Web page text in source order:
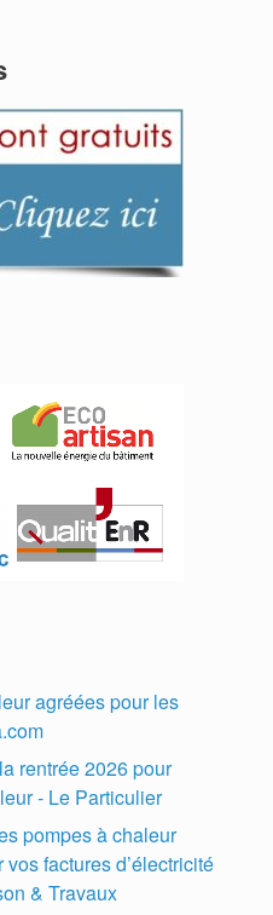
agréées pour les
rentrée 2026 pour
- Le Particulier
pompes à chaleur
factures d’électricité
& Travaux